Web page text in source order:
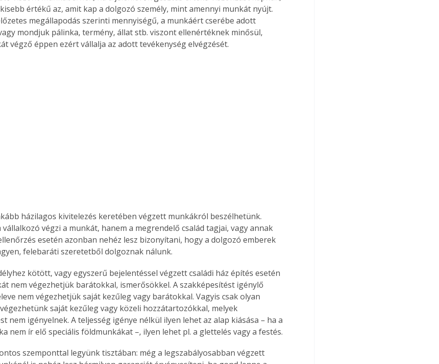
az
Old
új,
vagy
is
élve
Bővebb információ itt!
Együtt jobban megéri! A
könyvek tetszőleges
párosítással kedvezményes
áron, 0 Ft postaköltséggel
megrendelhetők!
értékű az, amit kap a dolgozó személy, mint amennyi munkát nyújt.
megállapodás szerinti mennyiségű, a munkáért cserébe adott
mondjuk pálinka, termény, állat stb. viszont ellenértéknek minősül,
végző éppen ezért vállalja az adott tevékenység elvégzését.
házilagos kivitelezés keretében végzett munkákról beszélhetünk.
végzi a munkát, hanem a megrendelő család tagjai, vagy annak
esetén azonban nehéz lesz bizonyítani, hogy a dolgozó emberek
felebaráti szeretetből dolgoznak nálunk.
kötött, vagy egyszerű bejelentéssel végzett családi ház építés esetén
nem végezhetjük barátokkal, ismerősökkel. A szakképesítést igénylő
nem végezhetjük saját kezűleg vagy barátokkal. Vagyis csak olyan
saját kezűleg vagy közeli hozzátartozókkal, melyek
nem igényelnek. A teljesség igénye nélkül ilyen lehet az alap kiásása – ha a
nem ír elő speciális földmunkákat –, ilyen lehet pl. a glettelés vagy a festés.
szemponttal legyünk tisztában: még a legszabályosabban végzett